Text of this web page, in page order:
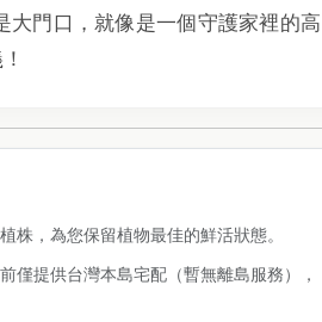
門口，就像是一個守護家裡的高
株，為您保留植物最佳的鮮活狀態。
僅提供台灣本島宅配（暫無離島服務），